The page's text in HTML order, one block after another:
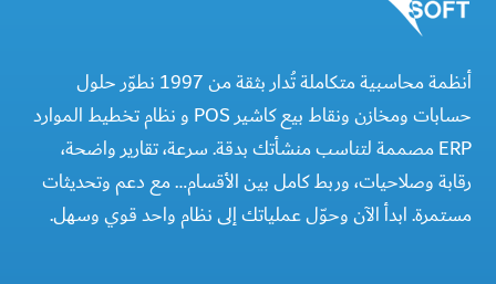
أنظمة محاسبية متكاملة تُدار بثقة من 1997 نطوّر حلول
حسابات ومخازن ونقاط بيع كاشير POS و نظام تخطيط الموارد
ERP مصممة لتناسب منشأتك بدقة. سرعة، تقارير واضحة،
رقابة وصلاحيات، وربط كامل بين الأقسام… مع دعم وتحديثات
مستمرة. ابدأ الآن وحوّل عملياتك إلى نظام واحد قوي وسهل.